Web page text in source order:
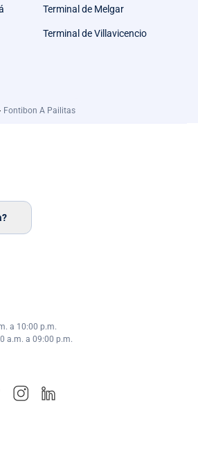
Terminal de Melgar
Terminal de Villavicencio
Fontibon A Pailitas
a 10:00 p.m.
a.m. a 09:00 p.m.